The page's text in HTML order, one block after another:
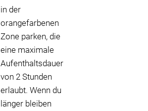
in der
orangefarbenen
Zone parken, die
eine maximale
Aufenthaltsdauer
von 2 Stunden
erlaubt. Wenn du
länger bleiben